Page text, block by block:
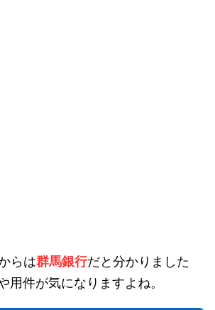
らは群馬銀行だと分かりました
用件が気になりますよね。